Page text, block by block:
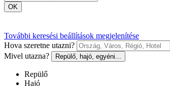
OK
További keresési beállítások megjelenítése
Hova szeretne utazni?
Mivel utazna?
Repülő, hajó, egyéni...
Repülő
Hajó